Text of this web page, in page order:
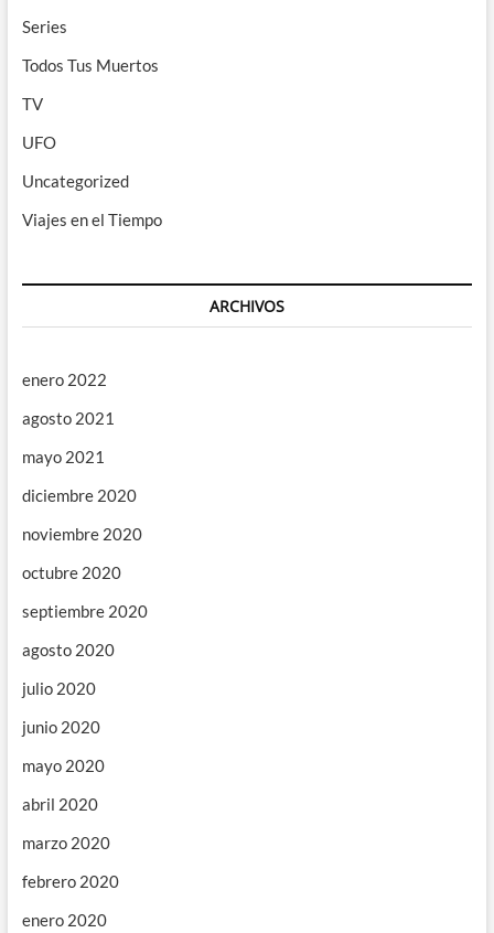
Series
Todos Tus Muertos
TV
UFO
Uncategorized
Viajes en el Tiempo
ARCHIVOS
enero 2022
agosto 2021
mayo 2021
diciembre 2020
noviembre 2020
octubre 2020
septiembre 2020
agosto 2020
julio 2020
junio 2020
mayo 2020
abril 2020
marzo 2020
febrero 2020
enero 2020